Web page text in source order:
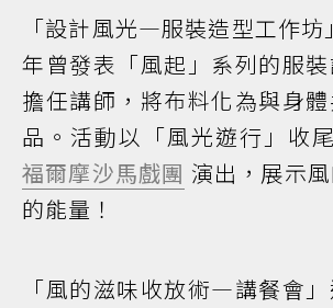
「設計風光—服裝造型工作
年曾發表「風起」系列的服
擔任講師，將布料化為與身
品。活動以「風光遊行」收
福爾摩沙馬戲團 演出，展示
的能量！
「風的滋味收放術—講餐會